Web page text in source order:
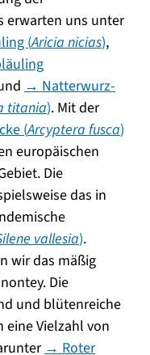
erwarten uns unter
(Aricia nicias),
→ Natterwurz-
titania). Mit der
(Arcyptera fusca)
europäischen
Die
das in
vallesia).
wir das mäßig
Die
und blütenreiche
eine Vielzahl von
→ Roter